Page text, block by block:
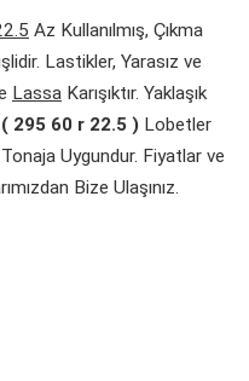
Az Kullanılmış, Çıkma
Lastikler, Yarasız ve
Lassa Karışıktır. Yaklaşık
( 295 60 r 22.5 ) Lobetler
Uygundur. Fiyatlar ve
Bize Ulaşınız.